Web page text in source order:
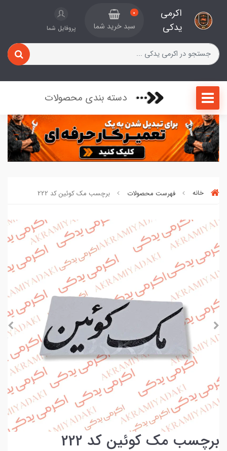
اکرمی
یدکی
0
سبد خرید شما پروفایل شما
دسته بندی محصولات
خانه فهرست محصولات برچسب مک کوئین کد 222
برچسب مک کوئین کد 222